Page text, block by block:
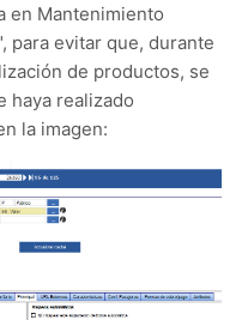
en Mantenimiento
para evitar que, durante
de productos, se
haya realizado
la imagen: